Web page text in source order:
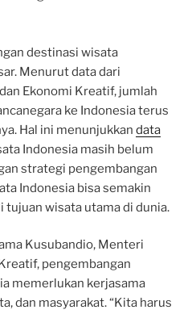
destinasi wisata
Menurut data dari
Ekonomi Kreatif, jumlah
ke Indonesia terus
Hal ini menunjukkan data
Indonesia masih belum
strategi pengembangan
Indonesia bisa semakin
tujuan wisata utama di dunia.
Kusubandio, Menteri
pengembangan
memerlukan kerjasama
dan masyarakat. “Kita harus